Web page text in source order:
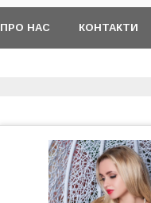
ПРО НАС КОНТАКТИ